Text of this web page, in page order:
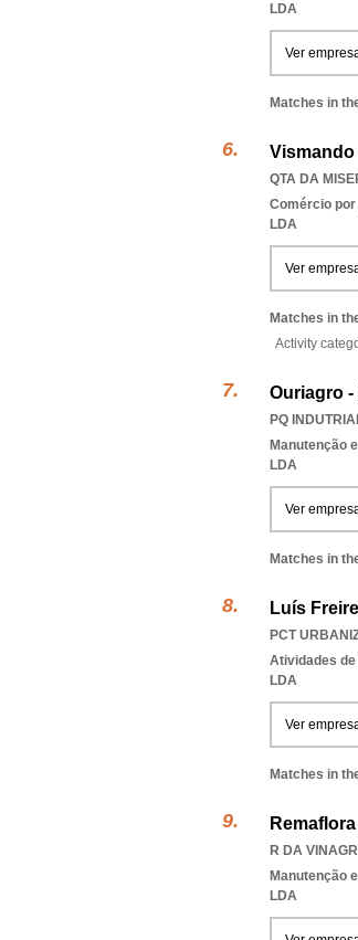
LDA
Ver
Matches in
Vismando
QTA DA
Comércio
LDA
Ver
Matches in
Activity
Ouriagro
PQ
Manutenção
LDA
Ver
Matches in
Luís
PCT
Atividades
LDA
Ver
Matches in
R DA
Manutenção
LDA